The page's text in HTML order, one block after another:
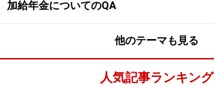
加給年金についてのQA
他のテーマも見る
人気記事ランキング